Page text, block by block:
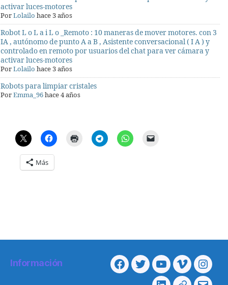
activar luces-motores
PorLolailo hace 3 años
Robot L o L a i L o _Remoto : 10 maneras de mover motores. con 3
IA , autónomo de punto A a B , Asistente conversacional ( I A ) y
controlado en remoto por usuarios del chat para ver cámara y
activar luces-motores
PorLolailo hace 3 años
Robots para limpiar cristales
PorEmma_96hace 4 años
Más
Información
Facebook
TwitterYoutubeVimeo